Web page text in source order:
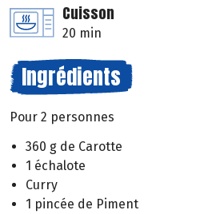
Cuisson
20 min
Ingrédients
Pour 2 personnes
360 g de Carotte
1 échalote
Curry
1 pincée de Piment